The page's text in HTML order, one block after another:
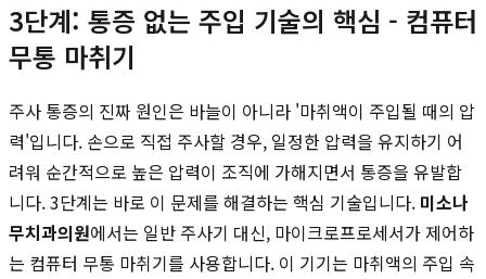
3단계: 통증 없는 주입 기술의 핵심 - 컴퓨터
무통 마취기
주사 통증의 진짜 원인은 바늘이 아니라 '마취액이 주입될 때의 압
력'입니다. 손으로 직접 주사할 경우, 일정한 압력을 유지하기 어
려워 순간적으로 높은 압력이 조직에 가해지면서 통증을 유발합
니다. 3단계는 바로 이 문제를 해결하는 핵심 기술입니다. 미소나
무치과의원에서는 일반 주사기 대신, 마이크로프로세서가 제어하
는 컴퓨터 무통 마취기를 사용합니다. 이 기기는 마취액의 주입 속